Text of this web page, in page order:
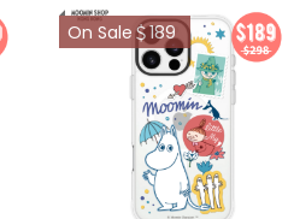
On Sale＄189